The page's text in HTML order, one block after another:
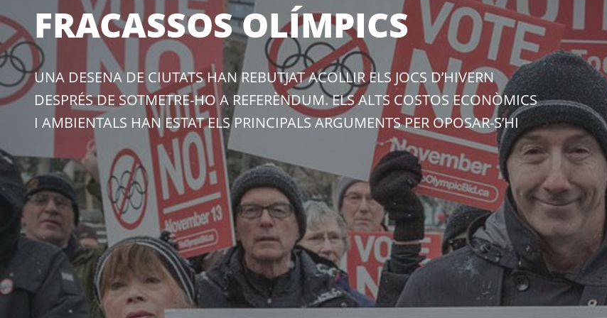
FRACASSOS OLÍMPICS
UNA DESENA DE CIUTATS HAN REBUTJAT ACOLLIR ELS JOCS D’HIVERN
DESPRÉS DE SOTMETRE-HO A REFERÈNDUM. ELS ALTS COSTOS ECONÒMICS
I AMBIENTALS HAN ESTAT ELS PRINCIPALS ARGUMENTS PER OPOSAR-S’HI